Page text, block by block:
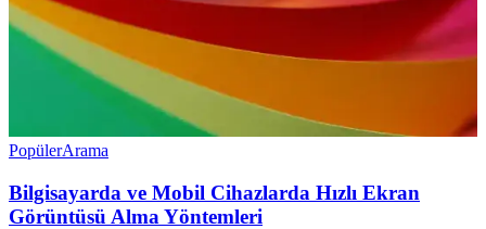
PopülerArama
Bilgisayarda ve Mobil Cihazlarda Hızlı Ekran
Görüntüsü Alma Yöntemleri